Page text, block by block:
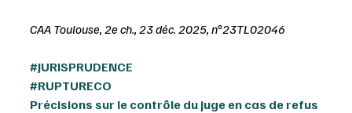
CAA Toulouse, 2e ch., 23 déc. 2025, n°23TL02046
#JURISPRUDENCE
#RUPTURECO
Précisions sur le contrôle du juge en cas de refus